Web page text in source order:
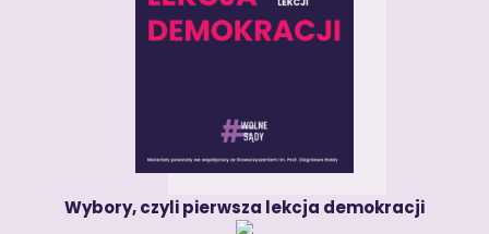
Wybory, czyli pierwsza lekcja demokracji